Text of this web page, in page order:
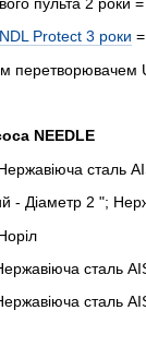
Protect 3 роки
перетворювачем
NEEDLE
сталь
- Діаметр 2 ";
сталь
сталь